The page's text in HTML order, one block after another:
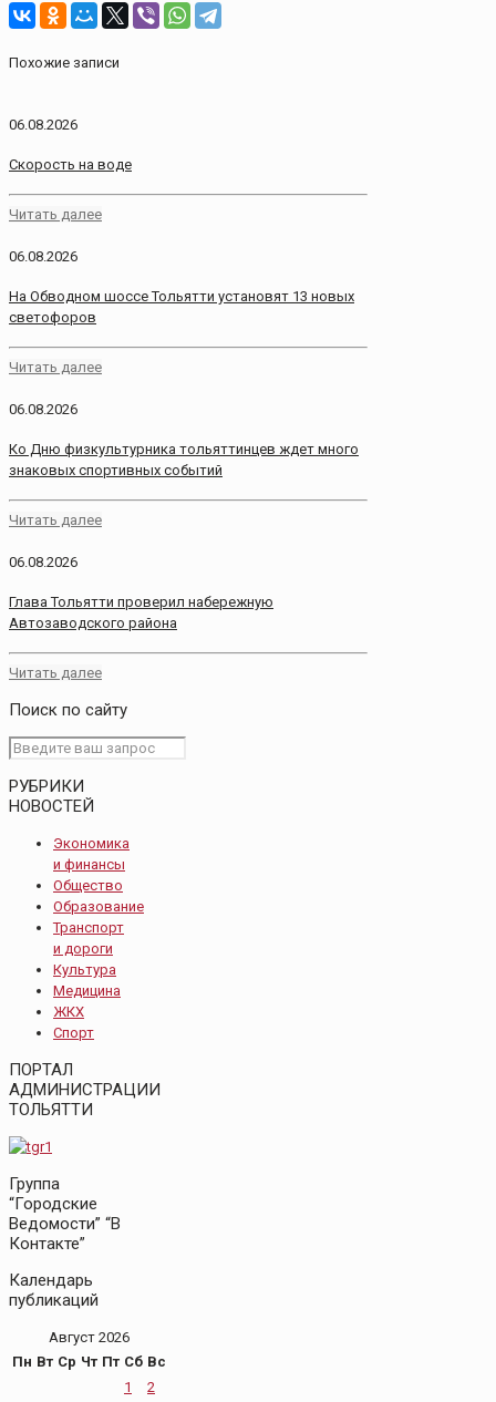
Похожие записи
06.08.2026
Скорость на воде
Читать далее
06.08.2026
На Обводном шоссе Тольятти установят 13 новых
светофоров
Читать далее
06.08.2026
Ко Дню физкультурника тольяттинцев ждет много
знаковых спортивных событий
Читать далее
06.08.2026
Глава Тольятти проверил набережную
Автозаводского района
Читать далее
Поиск по сайту
РУБРИКИ
НОВОСТЕЙ
Экономика
и финансы
Общество
Образование
Транспорт
и дороги
Культура
Медицина
ЖКХ
Спорт
ПОРТАЛ
АДМИНИСТРАЦИИ
ТОЛЬЯТТИ
Группа
“Городские
Ведомости” “В
Контакте”
Календарь
публикаций
Август 2026
Пн Вт Ср Чт Пт Сб Вс
1
2